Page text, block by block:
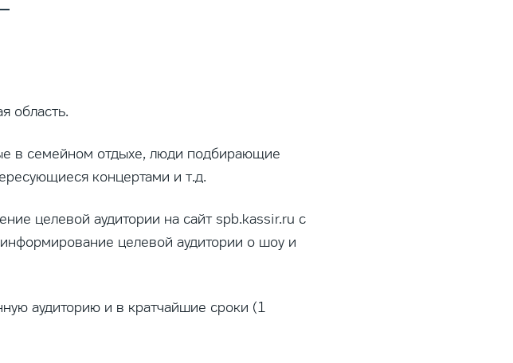
область.
в семейном отдыхе, люди подбирающие
концертами и т.д.
целевой аудитории на сайт spb.kassir.ru с
целевой аудитории о шоу и
аудиторию и в кратчайшие сроки (1